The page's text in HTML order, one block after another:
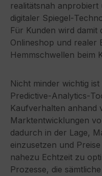
realitätsnah anprobiert
digitaler
Für Kunden wird damit
Onlineshop und realer
Hemmschwellen beim
Nicht minder wichtig
Kaufverhalten anhand
Marktentwicklungen
dadurch in der Lage,
einzusetzen und
nahezu Echtzeit zu
Prozesse, die